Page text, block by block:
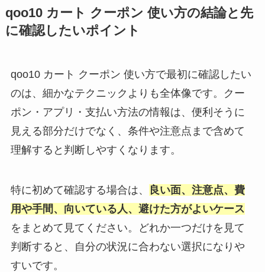
qoo10 カート クーポン 使い方の結論と先
に確認したいポイント
qoo10 カート クーポン 使い方で最初に確認したい
のは、細かなテクニックよりも全体像です。クー
ポン・アプリ・支払い方法の情報は、便利そうに
見える部分だけでなく、条件や注意点まで含めて
理解すると判断しやすくなります。
特に初めて確認する場合は、
良い面、注意点、費
用や手間、向いている人、避けた方がよいケース
をまとめて見てください。どれか一つだけを見て
判断すると、自分の状況に合わない選択になりや
すいです。